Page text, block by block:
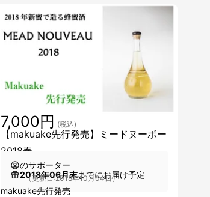
【makuake先行発売】ミードヌーボー
2018春
7,000円 (税込)
のサポーター
2018年06月末までにお届け予定
（更新日:2018年10月04日）
makuake先行発売